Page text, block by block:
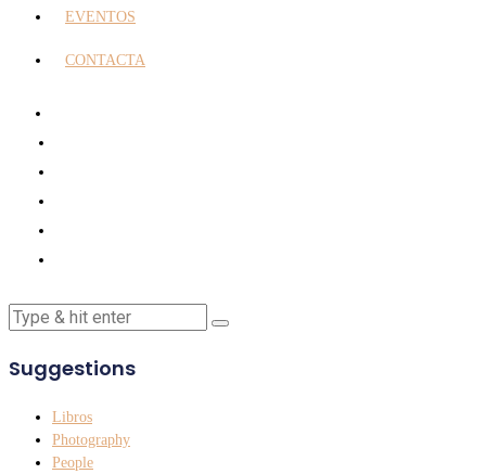
EVENTOS
CONTACTA
Suggestions
Libros
Photography
People